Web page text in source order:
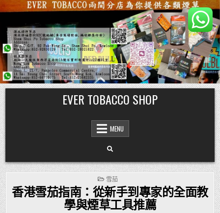
Skip
to
content
EVER TOBACCO SHOP
MENU
POSTED
IN
雪茄
香港雪茄指南：從新手到專家的全面教
學與煙草工具推薦